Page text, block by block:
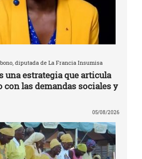
diputada de La Francia Insumisa
una estrategia que articula
las demandas sociales y
05/08/2026